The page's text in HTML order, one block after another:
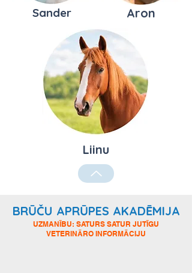
Sander Aron
Liinu
BRŪČU APRŪPES AKADĒMIJA
UZMANĪBU: SATURS SATUR JUTĪGU
VETERINĀRO INFORMĀCIJU